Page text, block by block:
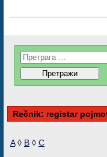
Rečnik: registar
A◊ B ◊ C